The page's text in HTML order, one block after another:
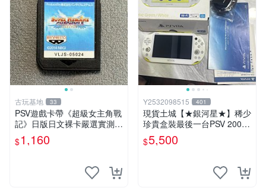
古玩基地 33
PSV遊戲卡帶《超級女主角戰
記》日版日文裸卡嚴選實測正
常索尼專用 超級女主角戰記
PSV 日版 裸卡
$1,160
Y2532098515 401
現貨土城【★銀河星★】稀少
珍貴盒裝最後一台PSV 2000
主機.PSV2000 品質保證日版
可轉換中文
$5,500